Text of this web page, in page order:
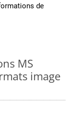
de
MS
image